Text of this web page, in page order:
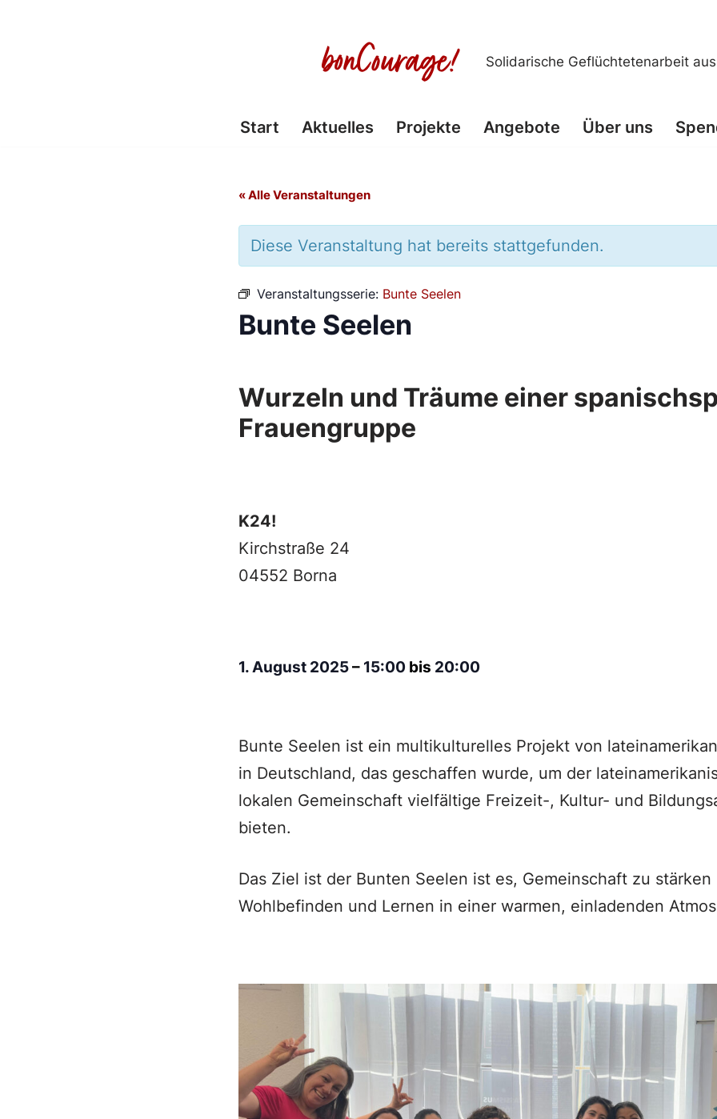
Solidarische Geflüchtetenarbeit
Start Aktuelles Projekte Angebote Über uns
« Alle Veranstaltungen
Diese Veranstaltung hat bereits stattgefunden.
Veranstaltungsserie: Bunte Seelen
Bunte Seelen
Wurzeln und Träume einer
Frauengruppe
K24!
Kirchstraße 24
04552 Borna
1. August 2025– 15:00 bis 20:00
Bunte Seelen ist ein multikulturelles Projekt von
in Deutschland, das geschaffen wurde, um der
lokalen Gemeinschaft vielfältige Freizeit-, Kultur- und
bieten.
Das Ziel ist der Bunten Seelen ist es, Gemeinschaft zu
Wohlbefinden und Lernen in einer warmen, einladenden